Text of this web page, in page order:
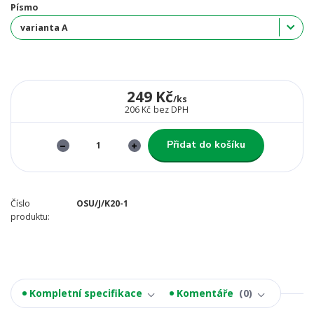
Písmo
249 Kč/ks
206 Kč bez DPH
Přidat do košíku
Číslo
produktu:
OSU/J/K20-1
Kompletní specifikace Komentáře 0